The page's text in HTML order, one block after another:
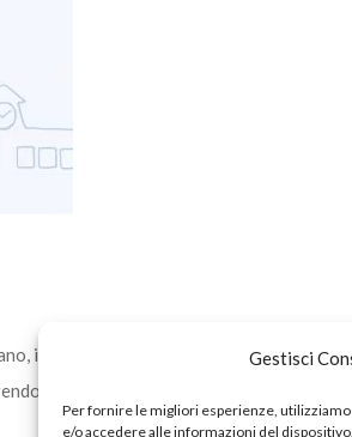
Gestisci
Per fornire le migliori esperienze,
e/o accedere alle informazioni del
il territorio, l’ambiente e la comunità. Le
necessarie. Nonostante la gravità